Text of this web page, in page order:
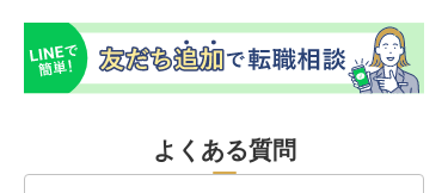
よくある質問